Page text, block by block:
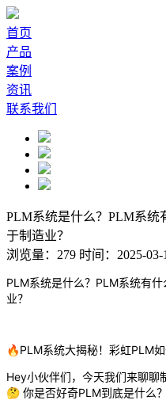
首页
产品
案例
资讯
联系我们
PLM系统是什么？PLM系统
于制造业？
浏览量：279 时间：2025-03-
PLM系统是什么？PLM系统有
业？
🔥PLM系统大揭秘！彩虹PLM
Hey小伙伴们，今天我们来聊
🤔 你是否好奇PLM到底是什么